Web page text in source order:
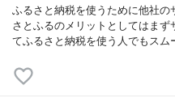
ふるさと納税を使うために他社の
さとふるのメリットとしてはま
てふるさと納税を使う人でもスム